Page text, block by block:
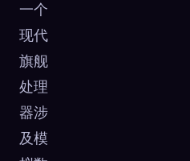
一个
现代
旗舰
处理
器涉
及模